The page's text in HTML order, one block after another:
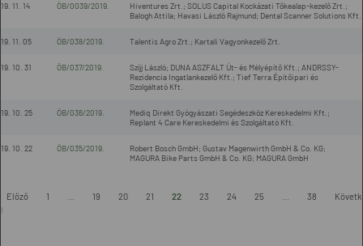
11. 14 ÖB/0039/2019.
Hiventures Zrt.; SOLUS Capital Kockázati Tőkealap-kezelő Zrt.;
Balogh Attila; Havasi László Rajmund; Dental Scanner Solutions Kft.
11. 05 ÖB/038/2019. Talentis Agro Zrt.; Kartali Vagyonkezelő Zrt.
10. 31 ÖB/037/2019.
Szíjj László; DUNA ASZFALT Út- és Mélyépítő Kft.; ANDRSSY-
Rezidencia Ingatlankezelő Kft.; Tief Terra Építőipari és
Szolgáltató Kft.
10. 25 ÖB/036/2019.
Mediq Direkt Gyógyászati Segédeszköz Kereskedelmi Kft.;
Replant 4 Care Kereskedelmi és Szolgáltató Kft.
10. 22 ÖB/035/2019.
Robert Bosch GmbH; Gustav Magenwirth GmbH & Co. KG;
MAGURA Bike Parts GmbH & Co. KG; MAGURA GmbH
Előző 1 19 20 21 22 23 24 25 38